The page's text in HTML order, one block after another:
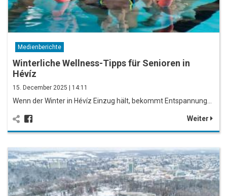
Medienberichte
Winterliche Wellness-Tipps für Senioren in
Hévíz
15. December 2025 | 14:11
Wenn der Winter in Hévíz Einzug hält, bekommt Entspannung…
Weiter